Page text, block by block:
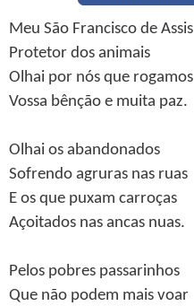
Meu São Francisco de Assis
Protetor dos animais
Olhai por nós que rogamos
Vossa bênção e muita paz.
Olhai os abandonados
Sofrendo agruras nas ruas
E os que puxam carroças
Açoitados nas ancas nuas.
Pelos pobres passarinhos
Que não podem mais voar